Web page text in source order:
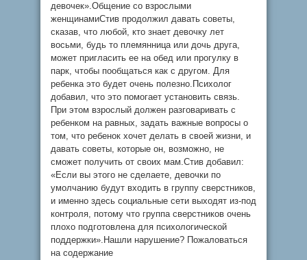
девочек».Общение со взрослыми
женщинамиСтив продолжил давать советы,
сказав, что любой, кто знает девочку лет
восьми, будь то племянница или дочь друга,
может пригласить ее на обед или прогулку в
парк, чтобы пообщаться как с другом. Для
ребенка это будет очень полезно.Психолог
добавил, что это помогает установить связь.
При этом взрослый должен разговаривать с
ребенком на равных, задать важные вопросы о
том, что ребенок хочет делать в своей жизни, и
давать советы, которые он, возможно, не
сможет получить от своих мам.Стив добавил:
«Если вы этого не сделаете, девочки по
умолчанию будут входить в группу сверстников,
и именно здесь социальные сети выходят из-под
контроля, потому что группа сверстников очень
плохо подготовлена ​​для психологической
поддержки».Нашли нарушение? Пожаловаться
на содержание